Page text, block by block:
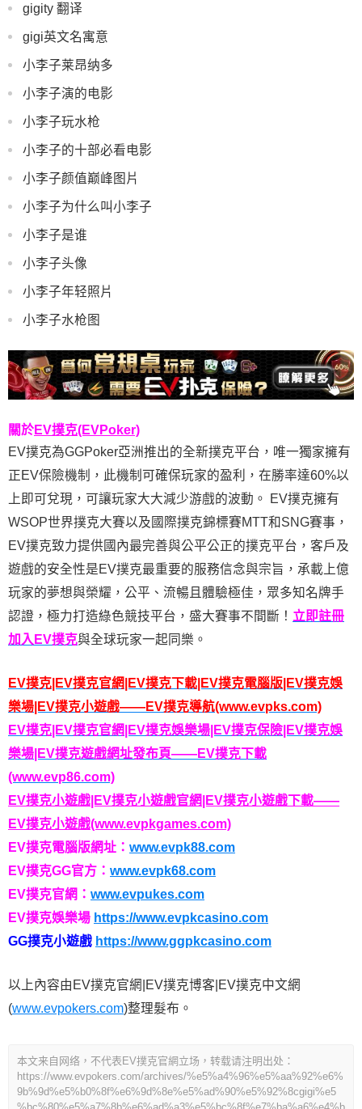
gigity 翻译
gigi英文名寓意
小李子莱昂纳多
小李子演的电影
小李子玩水枪
小李子的十部必看电影
小李子颜值巅峰图片
小李子为什么叫小李子
小李子是谁
小李子头像
小李子年轻照片
小李子水枪图
關於EV撲克(EVPoker)
EV撲克為GGPoker亞洲推出的全新撲克平台，唯一獨家擁有
正EV保險機制，此機制可確保玩家的盈利，在勝率達60%以
上即可兌現，可讓玩家大大減少游戲的波動。 EV撲克擁有
WSOP世界撲克大賽以及國際撲克錦標賽MTT和SNG賽事，
EV撲克致力提供國內最完善與公平公正的撲克平台，客戶及
遊戲的安全性是EV撲克最重要的服務信念與宗旨，承載上億
玩家的夢想與榮耀，公平、流暢且體驗極佳，眾多知名牌手
認證，極力打造綠色競技平台，盛大賽事不間斷！ 立即註冊
加入EV撲克與全球玩家一起同樂。
EV撲克|EV撲克官網|EV撲克下載|EV撲克電腦版|EV撲克娛
樂場|EV撲克小遊戲——EV撲克導航(www.evpks.com)
EV撲克|EV撲克官網|EV撲克娛樂場|EV撲克保險|EV撲克娛
樂場|EV撲克遊戲網址發布頁——EV撲克下載
(www.evp86.com)
EV撲克小遊戲|EV撲克小遊戲官網|EV撲克小遊戲下載——
EV撲克小遊戲(www.evpkgames.com)
EV撲克電腦版網址： www.evpk88.com
EV撲克GG官方： www.evpk68.com
EV撲克官網： www.evpukes.com
EV撲克娛樂場 https://www.evpkcasino.com
GG撲克小遊戲 https://www.ggpkcasino.com
以上內容由EV撲克官網|EV撲克博客|EV撲克中文網
(www.evpokers.com)整理髮布。
本文来自网络，不代表EV撲克官網立场，转载请注明出处：
https://www.evpokers.com/archives/%e5%a4%96%e5%aa%92%e6%
9b%9d%e5%b0%8f%e6%9d%8e%e5%ad%90%e5%92%8cgigi%e5